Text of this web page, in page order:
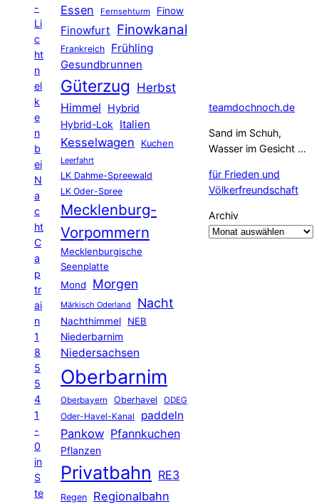
-
Li
c
ht
n
el
k
e
n
b
ei
N
a
c
ht
C
a
p
tr
ai
n
1
8
5
5
4
1
-
0
in
S
te
Essen Fernsehturm Finow
Finowfurt Finowkanal
Frankreich Frühling
Gesundbrunnen
Güterzug Herbst
Himmel
Hybrid
Hybrid-Lok Italien
Kesselwagen Kuchen
Leerfahrt
LK Dahme-Spreewald
LK Oder-Spree
Mecklenburg-
Vorpommern
Mecklenburgische
Seenplatte
Mond
Morgen
Märkisch Oderland Nacht
Nachthimmel
NEB
Niederbarnim
Niedersachsen
Oberbarnim
Oberbayern Oberhavel ODEG
Oder-Havel-Kanal paddeln
Pankow Pfannkuchen
Pflanzen
Privatbahn RE3
Regen Regionalbahn
teamdochnoch.de
Sand im Schuh,
Wasser im Gesicht …
für Frieden und
Völkerfreundschaft
Archiv